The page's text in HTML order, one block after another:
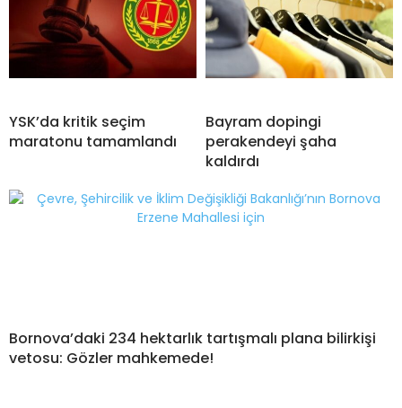
YSK’da kritik seçim
maratonu tamamlandı
Bayram dopingi
perakendeyi şaha
kaldırdı
Bornova’daki 234 hektarlık tartışmalı plana bilirkişi
vetosu: Gözler mahkemede!